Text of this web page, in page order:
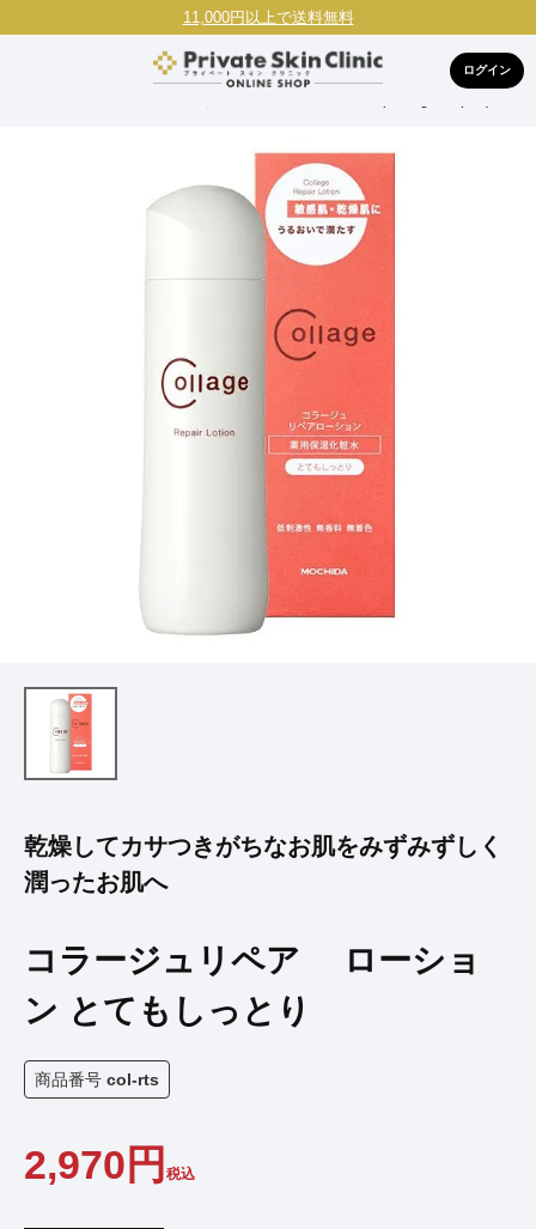
11,000円以上で送料無料
ログイン
乾燥してカサつきがちなお肌をみずみずしく
潤ったお肌へ
コラージュリペア ローショ
ン とてもしっとり
商品番号 col-rts
2,970 税込